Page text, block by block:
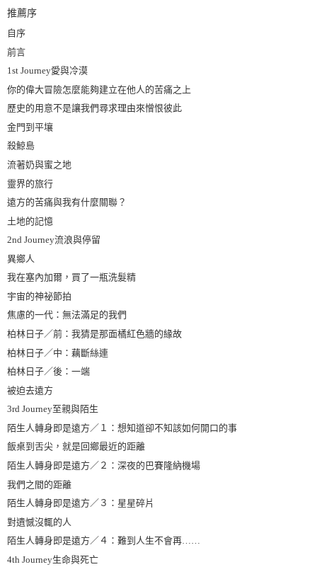
推薦序
自序
前言
1st Journey愛與冷漠
你的偉大冒險怎麼能夠建立在他人的苦痛之上
歷史的用意不是讓我們尋求理由來憎恨彼此
金門到平壤
殺鯨島
流著奶與蜜之地
靈界的旅行
遠方的苦痛與我有什麼關聯？
土地的記憶
2nd Journey流浪與停留
異鄉人
我在塞內加爾，買了一瓶洗髮精
宇宙的神祕節拍
焦慮的一代：無法滿足的我們
柏林日子／前：我猜是那面橘紅色牆的緣故
柏林日子／中：藕斷絲連
柏林日子／後：一端
被迫去遠方
3rd Journey至親與陌生
陌生人轉身即是遠方／１：想知道卻不知該如何開口的事
飯桌到舌尖，就是回鄉最近的距離
陌生人轉身即是遠方／２：深夜的巴賽隆納機場
我們之間的距離
陌生人轉身即是遠方／３：星星碎片
對遺憾沒輒的人
陌生人轉身即是遠方／４：難到人生不會再……
4th Journey生命與死亡